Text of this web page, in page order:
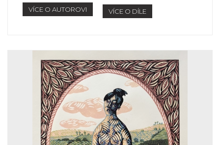
VÍCE O AUTOROVI VÍCE O DÍLE